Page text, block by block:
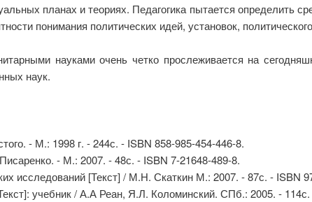
планах и теориях. Педагогика пытается определить
понимания политических идей, установок,
науками очень четко прослеживается на
наук.
- М.: 1998 г. - 244с. - ISBN 858-985-454-446-8.
- М.: 2007. - 48с. - ISBN 7-21648-489-8.
исследований [Текст] / М.Н. Скаткин М.: 2007. - 87с. - ISBN
учебник / А.А Реан, Я.Л. Коломинский. СПб.: 2005. -